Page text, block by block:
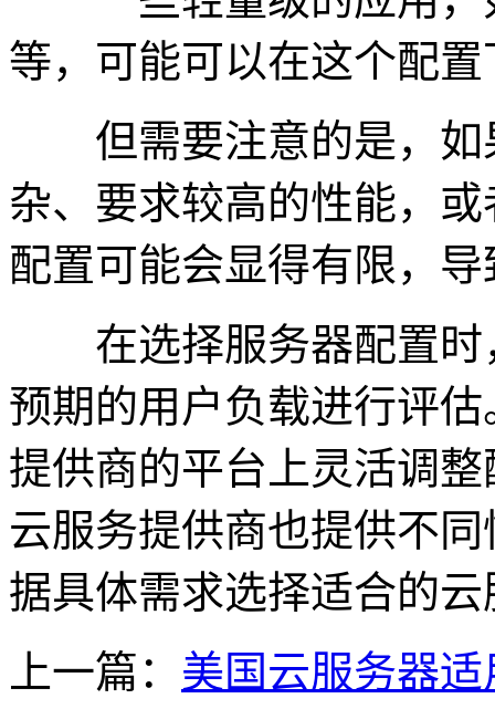
等，可能可以在这个配
但需要注意的是，如
杂、要求较高的性能，
配置可能会显得有限，
在选择服务器配置时
预期的用户负载进行评
提供商的平台上灵活调
云服务提供商也提供不
据具体需求选择适合的
上一篇： 美国云服务器